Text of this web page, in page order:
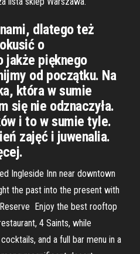
dlatego też
o
jakże pięknego
od początku. Na
która w sumie
się nie odznaczyła.
i to w sumie tyle.
zajęć i juwenalia.
Ingleside Inn near downtown
the past into the present with
Enjoy the best rooftop
4 Saints, while
and a full bar menu in a